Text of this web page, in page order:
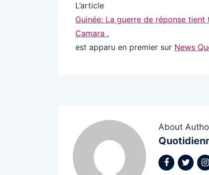
L’article
Guinée: La guerre de réponse
Camara .
est apparu en premier sur News
About